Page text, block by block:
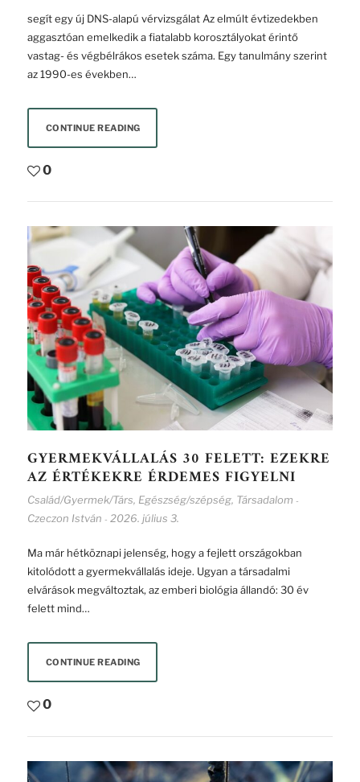
segít egy új DNS-alapú vérvizsgálat Az elmúlt évtizedekben
aggasztóan emelkedik a fiatalabb korosztályokat érintő
vastag- és végbélrákos esetek száma. Egy tanulmány szerint
az 1990-es években…
CONTINUE READING
0
GYERMEKVÁLLALÁS 30 FELETT: EZEKRE
AZ ÉRTÉKEKRE ÉRDEMES FIGYELNI
Család/Gyermek/Társ, Egészség/szépség, Társadalom -
Czeczon István - 2026. július 3.
Ma már hétköznapi jelenség, hogy a fejlett országokban
kitolódott a gyermekvállalás ideje. Ugyan a társadalmi
elvárások megváltoztak, az emberi biológia állandó: 30 év
felett mind…
CONTINUE READING
0